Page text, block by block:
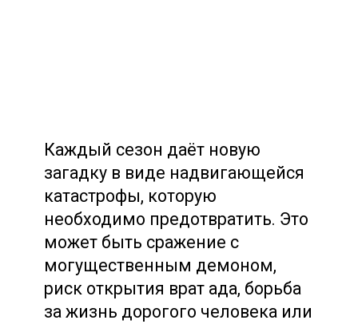
Каждый сезон даёт новую
загадку в виде надвигающейся
катастрофы, которую
необходимо предотвратить. Это
может быть сражение с
могущественным демоном,
риск открытия врат ада, борьба
за жизнь дорогого человека или